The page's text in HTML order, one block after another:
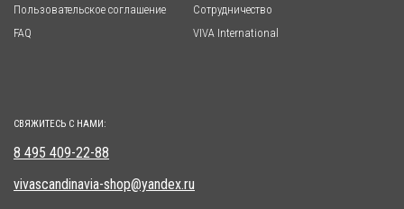
Пользовательское соглашение
FAQ
Сотрудничество
VIVA International
СВЯЖИТЕСЬ С НАМИ:
8 495 409-22-88
vivascandinavia-shop@yandex.ru